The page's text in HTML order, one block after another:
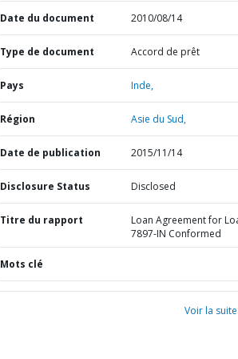
Date du document 2010/08/14
Type de document Accord de prêt
Pays Inde,
Région Asie du Sud,
Date de publication 2015/11/14
Disclosure Status Disclosed
Titre du rapport
Loan Agreement for
7897-IN Conformed
Mots clé
Voir la suite